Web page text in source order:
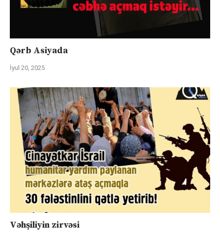
Qərb Asiyada
İyul 20, 2025
Vəhşiliyin zirvəsi